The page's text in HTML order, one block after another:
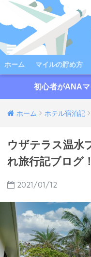
ホーム マイルの貯め方
初心者がANAマ
ホーム ホテル宿泊記
ウザテラス温水
れ旅行記ブログ！
2021/01/12